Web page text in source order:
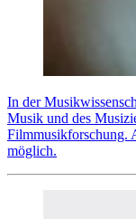
In der
Musik und des
Filmmusikforschung.
möglich.